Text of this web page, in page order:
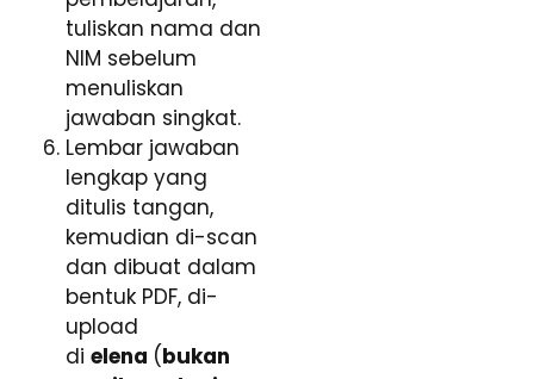
tuliskan nama dan
NIM sebelum
menuliskan
jawaban singkat.
Lembar jawaban
lengkap yang
ditulis tangan,
kemudian di-scan
dan dibuat dalam
bentuk PDF, di-
upload
di elena (bukan